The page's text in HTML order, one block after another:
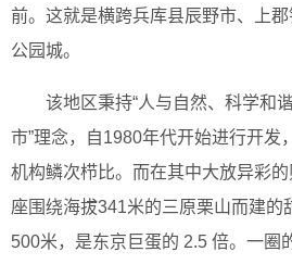
前。这就是横跨兵库县辰野市、上
公园城。
该地区秉持“人与自然、科学和
市”理念，自1980年代开始进行开发
机构鳞次栉比。而在其中大放异彩
座围绕海拔341米的三原栗山而建的
500米，是东京巨蛋的 2.5 倍。一圈